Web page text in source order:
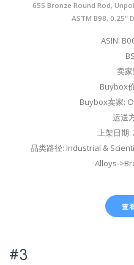
655 Bronze Round Rod,
ASTM B98, 0.25"
ASIN:
卖家
Buybox
Buybox卖家:
运送
上架日期
品类路径: Industrial &
Alloys-
查
#3